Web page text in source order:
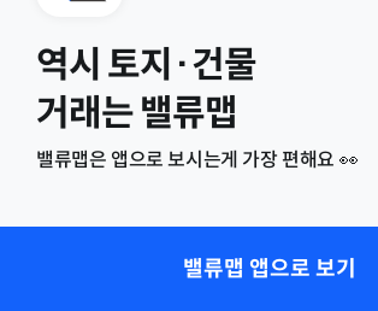
역시 토지·건물
거래는 밸류맵
밸류맵은 앱으로 보시는게 가장 편해요 👀
밸류맵 앱으로 보기